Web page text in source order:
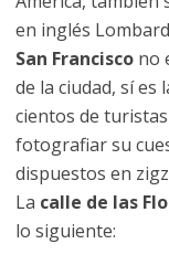
en inglés
San Francisco no
de la ciudad, sí es
cientos de
fotografiar su
dispuestos en
La calle de las
lo siguiente: